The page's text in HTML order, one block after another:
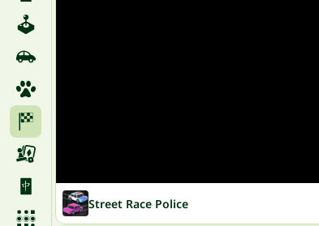
Street Race Police